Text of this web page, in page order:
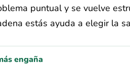
puntual y se vuelve
estás ayuda a elegir la
engaña